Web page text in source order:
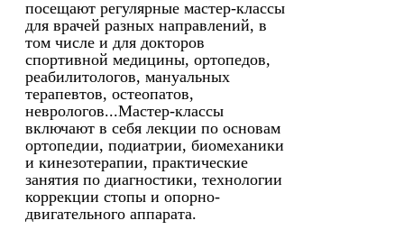
посещают регулярные мастер-классы
для врачей разных направлений, в
том числе и для докторов
спортивной медицины, ортопедов,
реабилитологов, мануальных
терапевтов, остеопатов,
неврологов...Мастер-классы
включают в себя лекции по основам
ортопедии, подиатрии, биомеханики
и кинезотерапии, практические
занятия по диагностики, технологии
коррекции стопы и опорно-
двигательного аппарата.